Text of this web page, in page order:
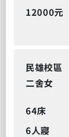
12000元
民雄校區
二舍女
64床
6人寢